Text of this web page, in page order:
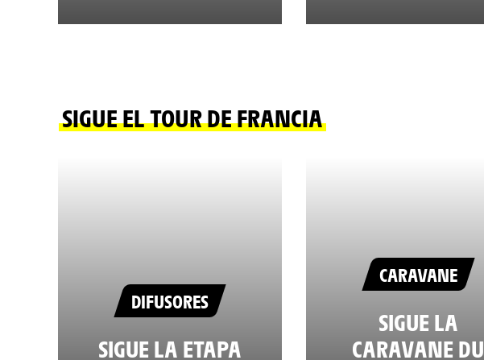
SIGUE EL TOUR DE FRANCIA
DIFUSORES
SIGUE LA ETAPA
CARAVANE
SIGUE LA
CARAVANE DU